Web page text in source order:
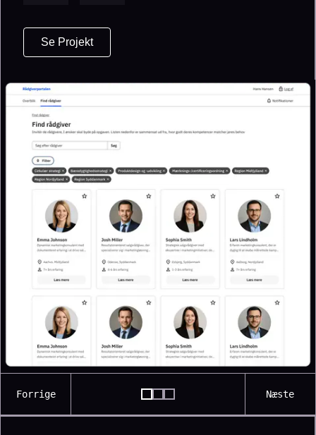
Se Projekt
Forrige Næste